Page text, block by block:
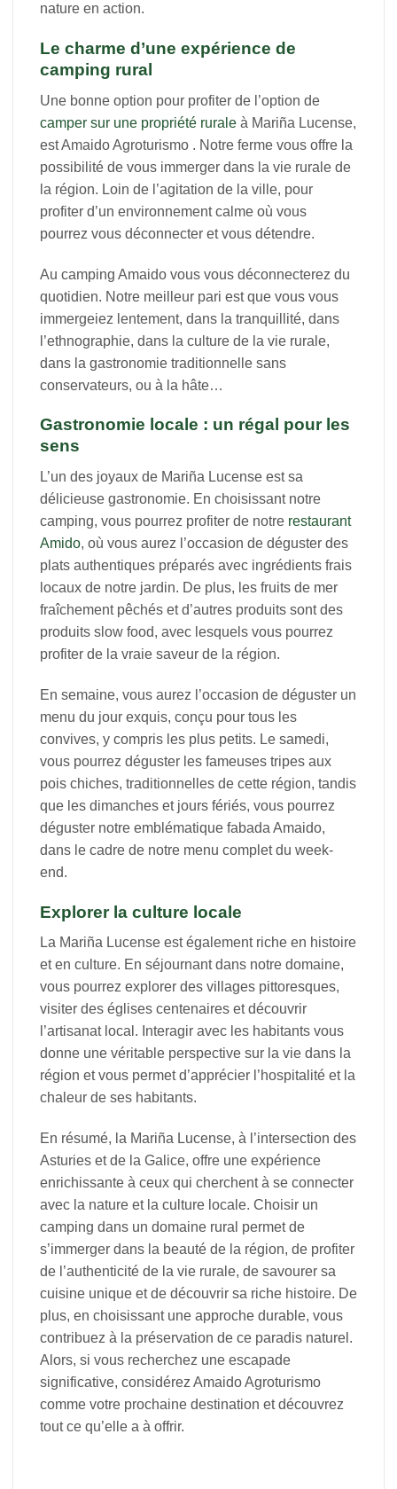
nature en action.
Le charme d’une expérience de
camping rural
Une bonne option pour profiter de l’option de
camper sur une propriété rurale à Mariña Lucense,
est Amaido Agroturismo . Notre ferme vous offre la
possibilité de vous immerger dans la vie rurale de
la région. Loin de l’agitation de la ville, pour
profiter d’un environnement calme où vous
pourrez vous déconnecter et vous détendre.
Au camping Amaido vous vous déconnecterez du
quotidien. Notre meilleur pari est que vous vous
immergeiez lentement, dans la tranquillité, dans
l’ethnographie, dans la culture de la vie rurale,
dans la gastronomie traditionnelle sans
conservateurs, ou à la hâte…
Gastronomie locale : un régal pour les
sens
L’un des joyaux de Mariña Lucense est sa
délicieuse gastronomie. En choisissant notre
camping, vous pourrez profiter de notre restaurant
Amido, où vous aurez l’occasion de déguster des
plats authentiques préparés avec ingrédients frais
locaux de notre jardin. De plus, les fruits de mer
fraîchement pêchés et d’autres produits sont des
produits slow food, avec lesquels vous pourrez
profiter de la vraie saveur de la région.
En semaine, vous aurez l’occasion de déguster un
menu du jour exquis, conçu pour tous les
convives, y compris les plus petits. Le samedi,
vous pourrez déguster les fameuses tripes aux
pois chiches, traditionnelles de cette région, tandis
que les dimanches et jours fériés, vous pourrez
déguster notre emblématique fabada Amaido,
dans le cadre de notre menu complet du week-
end.
Explorer la culture locale
La Mariña Lucense est également riche en histoire
et en culture. En séjournant dans notre domaine,
vous pourrez explorer des villages pittoresques,
visiter des églises centenaires et découvrir
l’artisanat local. Interagir avec les habitants vous
donne une véritable perspective sur la vie dans la
région et vous permet d’apprécier l’hospitalité et la
chaleur de ses habitants.
En résumé, la Mariña Lucense, à l’intersection des
Asturies et de la Galice, offre une expérience
enrichissante à ceux qui cherchent à se connecter
avec la nature et la culture locale. Choisir un
camping dans un domaine rural permet de
s’immerger dans la beauté de la région, de profiter
de l’authenticité de la vie rurale, de savourer sa
cuisine unique et de découvrir sa riche histoire. De
plus, en choisissant une approche durable, vous
contribuez à la préservation de ce paradis naturel.
Alors, si vous recherchez une escapade
significative, considérez Amaido Agroturismo
comme votre prochaine destination et découvrez
tout ce qu’elle a à offrir.